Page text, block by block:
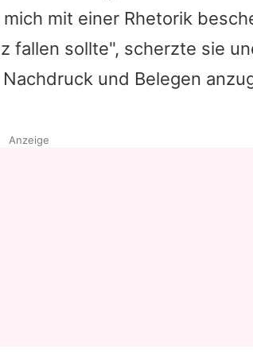
mit einer Rhetorik
fallen sollte", scherzte sie
und Belegen
Anzeige